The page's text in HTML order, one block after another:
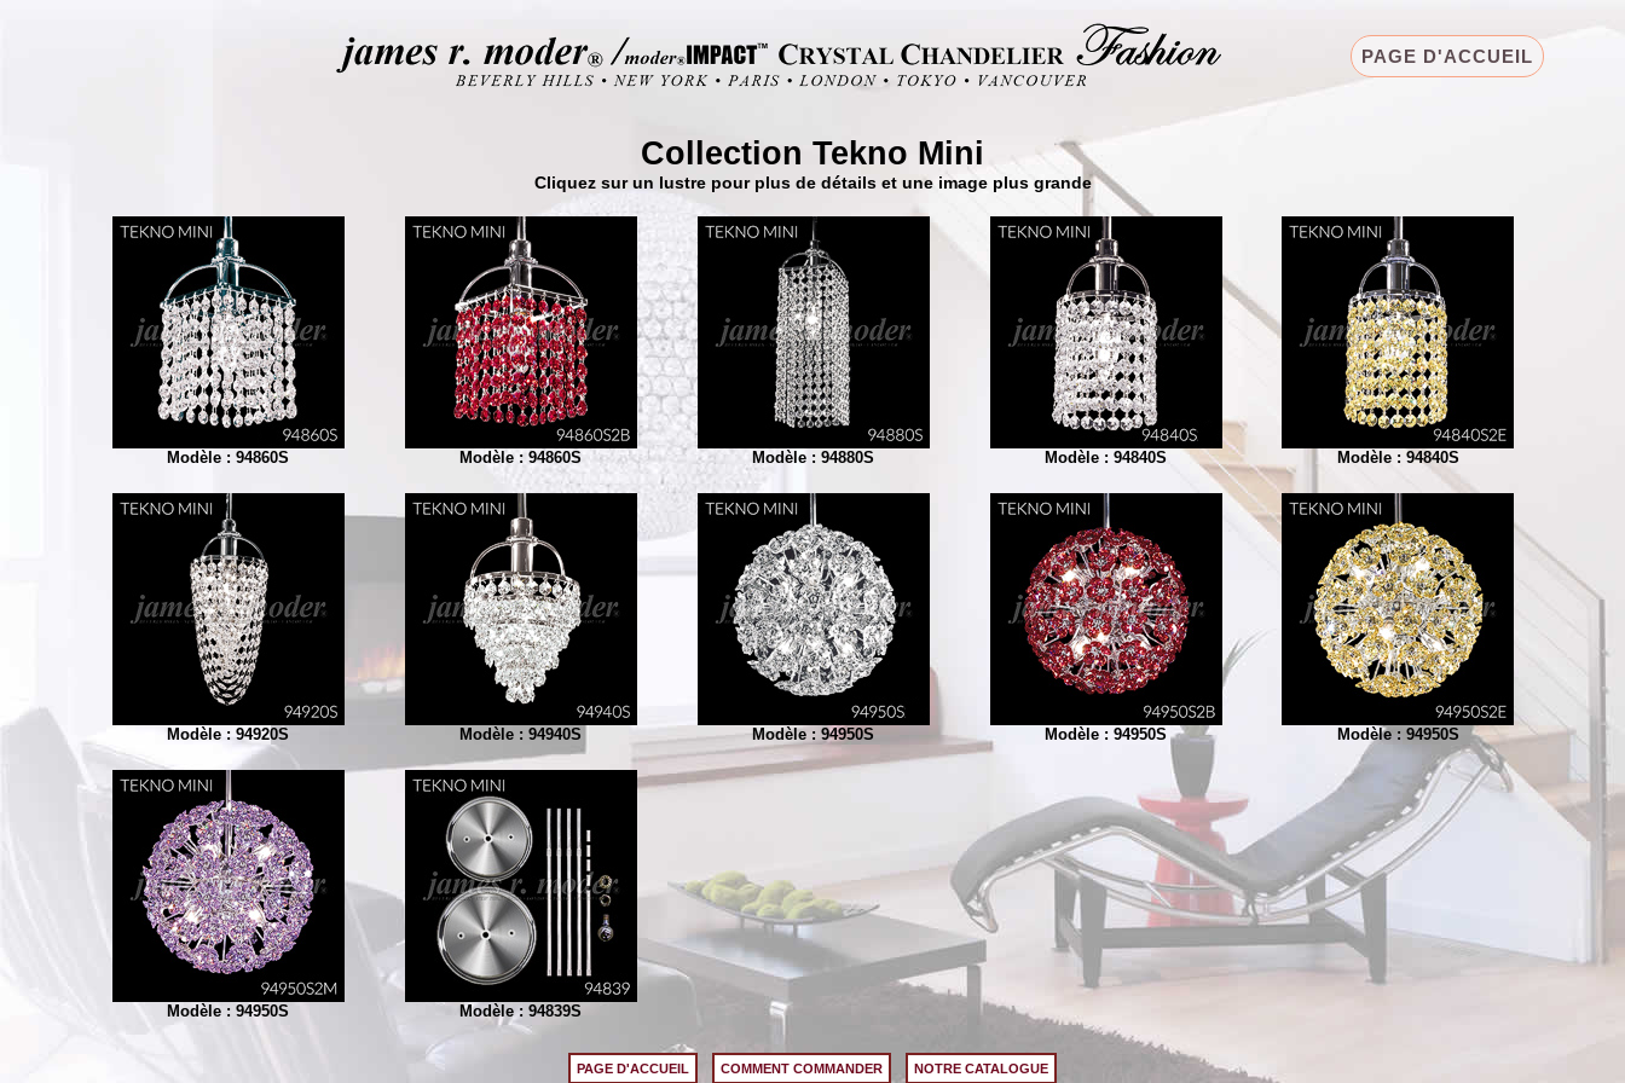
PAGE D'ACCUEIL
Collection Tekno Mini
Cliquez sur un lustre pour plus de détails et une image plus grande
Modèle : 94860S Modèle : 94860S Modèle : 94880S Modèle : 94840S Modèle : 94840S
Modèle : 94920S Modèle : 94940S Modèle : 94950S Modèle : 94950S Modèle : 94950S
Modèle : 94950S Modèle : 94839S
PAGE D'ACCUEIL COMMENT COMMANDER NOTRE CATALOGUE